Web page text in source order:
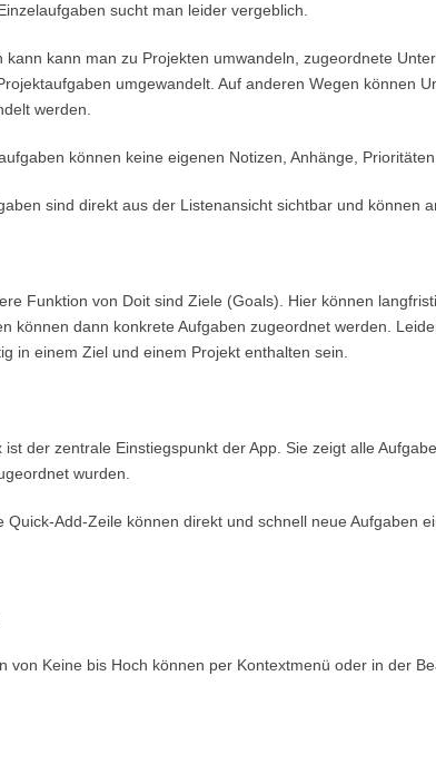
sucht man leider vergeblich.
kann kann man zu Projekten umwandeln, zugeordnete
umgewandelt. Auf anderen Wegen können
werden.
können keine eigenen Notizen, Anhänge,
sind direkt aus der Listenansicht sichtbar und können
Funktion von Doit sind Ziele (Goals). Hier können
können dann konkrete Aufgaben zugeordnet werden.
in einem Ziel und einem Projekt enthalten sein.
ist der zentrale Einstiegspunkt der App. Sie zeigt alle
wurden.
Quick-Add-Zeile können direkt und schnell neue Aufgaben
von Keine bis Hoch können per Kontextmenü oder in der